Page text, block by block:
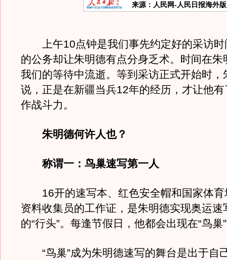
来源：人民网-人民日报海外版
上午10点钟是我们事先约定好的采访时
的公务却让朱明德有点分身乏术。时间在朱
我们的等待中流逝。等到采访正式开始时，
说，正是在新疆当兵12年的经历，才让他
作战斗力。
朱明德何许人也？
称谓一：鸟巢速写第一人
16开的速写本、红色安全帽和国家体育
资料收集员的工作证，是朱明德实现奥运速
的“行头”。每逢节假日，他都会出现在“鸟巢
“鸟巢”成为朱明德速写的舞台是出于自